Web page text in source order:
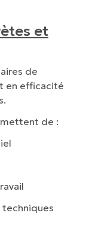
et
de
en efficacité
de :